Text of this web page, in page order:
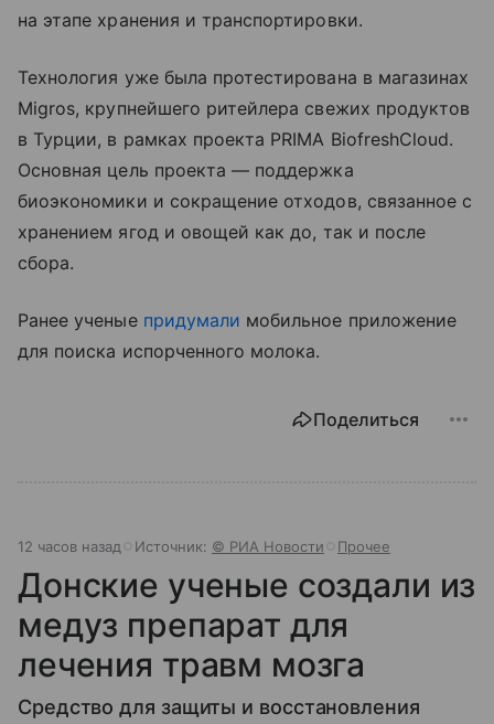
на этапе хранения и транспортировки.
Технология уже была протестирована в магазинах
Migros, крупнейшего ритейлера свежих продуктов
в Турции, в рамках проекта PRIMA BiofreshCloud.
Основная цель проекта — поддержка
биоэкономики и сокращение отходов, связанное с
хранением ягод и овощей как до, так и после
сбора.
Ранее ученые придумали мобильное приложение
для поиска испорченного молока.
Поделиться
12 часов назад Источник: © РИА Новости Прочее
Донские ученые создали из
медуз препарат для
лечения травм мозга
Средство для защиты и восстановления